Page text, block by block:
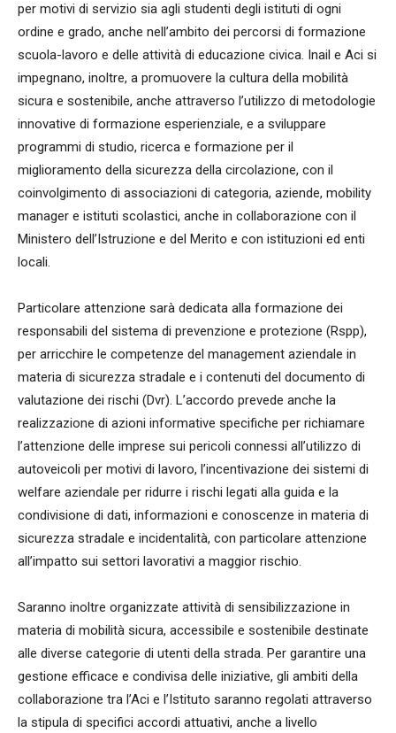
per motivi di servizio sia agli studenti degli istituti di ogni
ordine e grado, anche nell’ambito dei percorsi di formazione
scuola-lavoro e delle attività di educazione civica. Inail e Aci si
impegnano, inoltre, a promuovere la cultura della mobilità
sicura e sostenibile, anche attraverso l’utilizzo di metodologie
innovative di formazione esperienziale, e a sviluppare
programmi di studio, ricerca e formazione per il
miglioramento della sicurezza della circolazione, con il
coinvolgimento di associazioni di categoria, aziende, mobility
manager e istituti scolastici, anche in collaborazione con il
Ministero dell’Istruzione e del Merito e con istituzioni ed enti
locali.
Particolare attenzione sarà dedicata alla formazione dei
responsabili del sistema di prevenzione e protezione (Rspp),
per arricchire le competenze del management aziendale in
materia di sicurezza stradale e i contenuti del documento di
valutazione dei rischi (Dvr). L’accordo prevede anche la
realizzazione di azioni informative specifiche per richiamare
l’attenzione delle imprese sui pericoli connessi all’utilizzo di
autoveicoli per motivi di lavoro, l’incentivazione dei sistemi di
welfare aziendale per ridurre i rischi legati alla guida e la
condivisione di dati, informazioni e conoscenze in materia di
sicurezza stradale e incidentalità, con particolare attenzione
all’impatto sui settori lavorativi a maggior rischio.
Saranno inoltre organizzate attività di sensibilizzazione in
materia di mobilità sicura, accessibile e sostenibile destinate
alle diverse categorie di utenti della strada. Per garantire una
gestione efficace e condivisa delle iniziative, gli ambiti della
collaborazione tra l’Aci e l’Istituto saranno regolati attraverso
la stipula di specifici accordi attuativi, anche a livello